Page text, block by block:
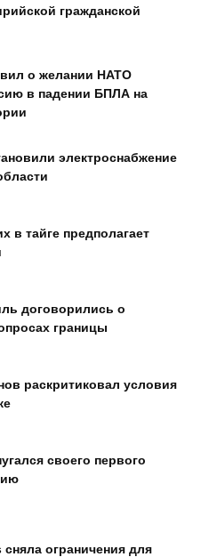
гражданской
о желании НАТО
в падении БПЛА на
электроснабжение
в тайге предполагает
договорились о
границы
раскритиковал условия
своего первого
ограничения для